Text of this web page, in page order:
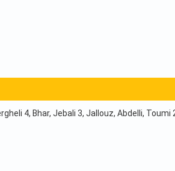
4, Bhar, Jebali 3, Jallouz, Abdelli, Toumi